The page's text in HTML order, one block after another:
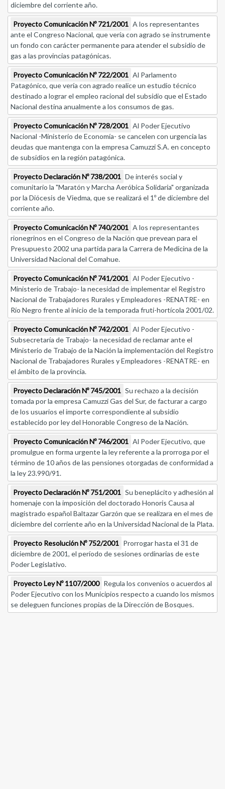
diciembre del corriente año.
Proyecto Comunicación Nº 721/2001 A los representantes
ante el Congreso Nacional, que vería con agrado se instrumente
un fondo con carácter permanente para atender el subsidio de
gas a las provincias patagónicas.
Proyecto Comunicación Nº 722/2001 Al Parlamento
Patagónico, que vería con agrado realice un estudio técnico
destinado a lograr el empleo racional del subsidio que el Estado
Nacional destina anualmente a los consumos de gas.
Proyecto Comunicación Nº 728/2001 Al Poder Ejecutivo
Nacional -Ministerio de Economía- se cancelen con urgencia las
deudas que mantenga con la empresa Camuzzi S.A. en concepto
de subsidios en la región patagónica.
Proyecto Declaración Nº 738/2001 De interés social y
comunitario la "Maratón y Marcha Aeróbica Solidaria" organizada
por la Diócesis de Viedma, que se realizará el 1º de diciembre del
corriente año.
Proyecto Comunicación Nº 740/2001 A los representantes
rionegrinos en el Congreso de la Nación que prevean para el
Presupuesto 2002 una partida para la Carrera de Medicina de la
Universidad Nacional del Comahue.
Proyecto Comunicación Nº 741/2001 Al Poder Ejecutivo -
Ministerio de Trabajo- la necesidad de implementar el Registro
Nacional de Trabajadores Rurales y Empleadores -RENATRE- en
Río Negro frente al inicio de la temporada fruti-hortícola 2001/02.
Proyecto Comunicación Nº 742/2001 Al Poder Ejecutivo -
Subsecretaría de Trabajo- la necesidad de reclamar ante el
Ministerio de Trabajo de la Nación la implementación del Registro
Nacional de Trabajadores Rurales y Empleadores -RENATRE- en
el ámbito de la provincia.
Proyecto Declaración Nº 745/2001 Su rechazo a la decisión
tomada por la empresa Camuzzi Gas del Sur, de facturar a cargo
de los usuarios el importe correspondiente al subsidio
establecido por ley del Honorable Congreso de la Nación.
Proyecto Comunicación Nº 746/2001 Al Poder Ejecutivo, que
promulgue en forma urgente la ley referente a la prorroga por el
término de 10 años de las pensiones otorgadas de conformidad a
la ley 23.990/91.
Proyecto Declaración Nº 751/2001 Su beneplácito y adhesión al
homenaje con la imposición del doctorado Honoris Causa al
magistrado español Baltazar Garzón que se realizara en el mes de
diciembre del corriente año en la Universidad Nacional de la Plata.
Proyecto Resolución Nº 752/2001 Prorrogar hasta el 31 de
diciembre de 2001, el período de sesiones ordinarias de este
Poder Legislativo.
Proyecto Ley Nº 1107/2000 Regula los convenios o acuerdos al
Poder Ejecutivo con los Municipios respecto a cuando los mismos
se deleguen funciones propias de la Dirección de Bosques.